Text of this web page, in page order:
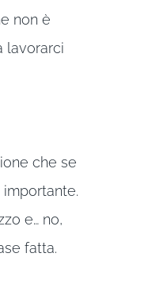
non è
lavorarci
che se
e… no,
fatta.